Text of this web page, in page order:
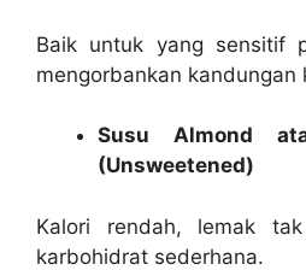
Baik untuk yang sensitif
mengorbankan kandungan
Susu Almond
(Unsweetened)
Kalori rendah, lemak
karbohidrat sederhana.